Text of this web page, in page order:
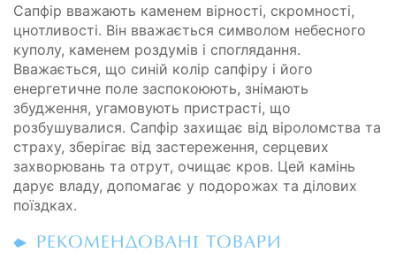
Сапфір вважають каменем вірності, скромності,
цнотливості. Він вважається символом небесного
куполу, каменем роздумів і споглядання.
Вважається, що синій колір сапфіру і його
енергетичне поле заспокоюють, знімають
збудження, угамовують пристрасті, що
розбушувалися. Сапфір захищає від віроломства та
страху, зберігає від застереження, серцевих
захворювань та отрут, очищає кров. Цей камінь
дарує владу, допомагає у подорожах та ділових
поїздках.
РЕКОМЕНДОВАНІ ТОВАРИ